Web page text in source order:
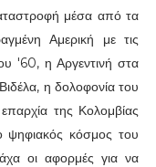
μέσα από τα
Αμερική με τις
'60, η Αργεντινή στα
η δολοφονία του
της Κολομβίας
ψηφιακός κόσμος του
οι αφορμές για να